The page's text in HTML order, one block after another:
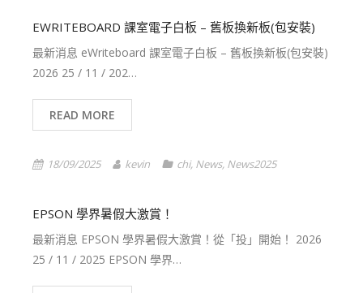
EWRITEBOARD 課室電子白板 – 舊板換新板(包安裝)
最新消息 eWriteboard 課室電子白板 – 舊板換新板(包安裝)
2026 25 / 11 / 202…
READ MORE
18/09/2025 kevin chi, News, News2025
EPSON 學界暑假大激賞！
最新消息 EPSON 學界暑假大激賞！從「投」開始！ 2026
25 / 11 / 2025 EPSON 學界…